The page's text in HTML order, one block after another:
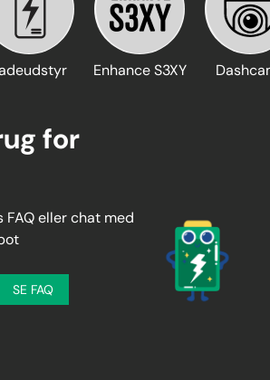
Enhance S3XY
for
FAQ eller chat med
SE FAQ